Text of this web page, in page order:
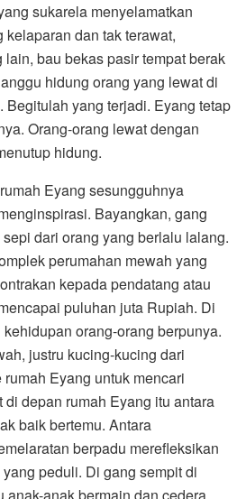
sukarela menyelamatkan
dan tak terawat,
bau bekas pasir tempat berak
hidung orang yang lewat di
Begitulah yang terjadi. Eyang tetap
Orang-orang lewat dengan
hidung.
Eyang sesungguhnya
Bayangkan, gang
dari orang yang berlalu lalang.
perumahan mewah yang
kepada pendatang atau
puluhan juta Rupiah. Di
orang-orang berpunya.
justru kucing-kucing dari
Eyang untuk mencari
depan rumah Eyang itu antara
baik bertemu. Antara
berpadu merefleksikan
peduli. Di gang sempit di